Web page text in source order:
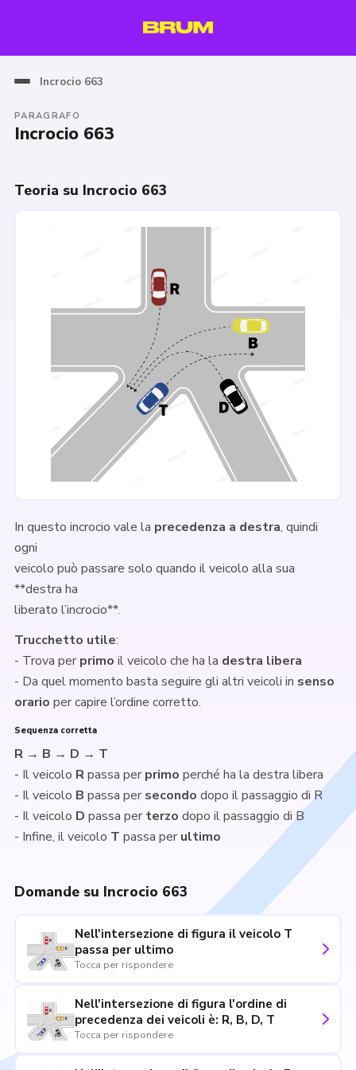
Incrocio 663
PARAGRAFO
Incrocio 663
Teoria su Incrocio 663
In questo incrocio vale la precedenza a destra, quindi
ogni
veicolo può passare solo quando il veicolo alla sua
**destra ha
liberato l’incrocio**.
Trucchetto utile:
- Trova per primo il veicolo che ha la destra libera
- Da quel momento basta seguire gli altri veicoli in senso
orario per capire l’ordine corretto.
Sequenza corretta
R → B → D → T
- Il veicolo Rpassa per primo perché ha la destra libera
- Il veicolo B passa per secondo dopo il passaggio di R
- Il veicolo D passa per terzo dopo il passaggio di B
- Infine, il veicolo T passa per ultimo
Domande su Incrocio 663
Nell'intersezione di figura il veicolo T
passa per ultimo
Tocca per rispondere
Nell'intersezione di figura l'ordine di
precedenza dei veicoli è: R, B, D, T
Tocca per rispondere